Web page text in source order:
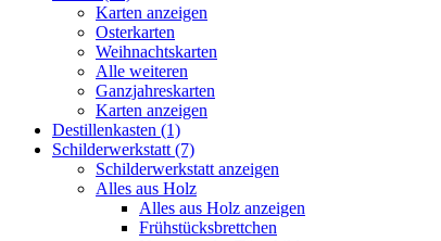
Karten anzeigen
Osterkarten
Weihnachtskarten
Alle weiteren
Ganzjahreskarten
Karten anzeigen
Destillenkasten (1)
Schilderwerkstatt (7)
Schilderwerkstatt anzeigen
Alles aus Holz
Alles aus Holz anzeigen
Frühstücksbrettchen